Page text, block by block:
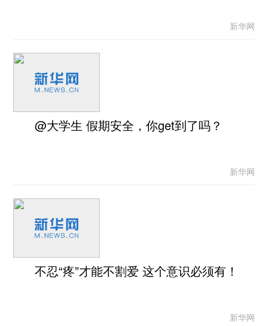
新华网
@大学生 假期安全，你get到了吗？
新华网
不忍“疼”才能不割爱 这个意识必须有！
新华网